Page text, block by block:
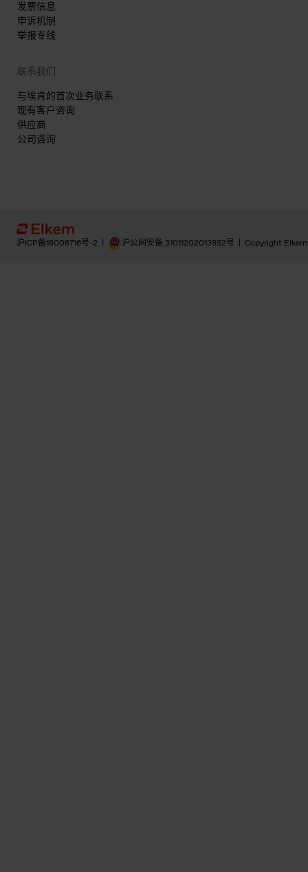
发票信息
申诉机制
举报专线
联系我们
与埃肯的首次业务联系
现有客户咨询
供应商
公司咨询
沪ICP备18008716号-2 沪公网安备 31011202013852号 Copyright